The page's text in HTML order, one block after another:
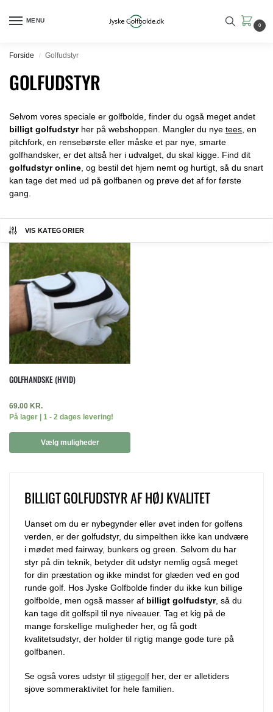
MENU
0
Forside / Golfudstyr
GOLFUDSTYR
Selvom vores speciale er golfbolde, finder du også meget andet
billigt golfudstyrher på webshoppen. Mangler du nye tees , en
pitchfork, en rensebørste eller måske et par nye, smarte
golfhandsker, er det altså her i udvalget, du skal kigge. Find dit
golfudstyr online , og bestil det hjem nemt og hurtigt, så du snart
kan tage det med ud på golfbanen og prøve det af for første
gang.
VIS KATEGORIER
GOLFHANDSKE (HVID)
69.00 KR.
På lager | 1 - 2 dages levering!
Vælg muligheder
BILLIGT GOLFUDSTYR AF HØJ KVALITET
Uanset om du er nybegynder eller øvet inden for golfens
verden, er der golfudstyr, du simpelthen ikke kan undvære
i mødet med fairway, bunkers og green. Selvom du har
styr på din teknik, betyder dit udstyr nemlig også meget
for din præstation og ikke mindst for glæden ved en god
runde golf. Hos Jyske Golfbolde finder du ikke kun billige
golfbolde, men også masser af billigt golfudstyr, så du
kan tage dit golfspil til nye niveauer. Tag et kig på de
mange forskellige muligheder her, og få godt
kvalitetsudstyr, der holder til rigtig mange gode ture på
golfbanen.
Se også vores udstyr til stigegolf her, der er alletiders
sjove sommeraktivitet for hele familien.